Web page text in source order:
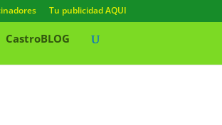
Tu publicidad AQUI
CastroBLOG